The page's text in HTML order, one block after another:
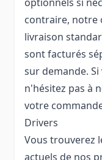
contraire, notre
livraison
sont facturés
sur demande.
n'hésitez pas à
votre
Drivers
Vous trouverez
actuels de nos